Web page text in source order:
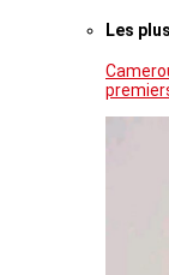
Les